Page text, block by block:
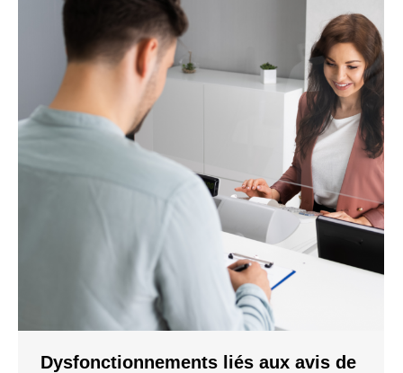
Dysfonctionnements liés aux avis de